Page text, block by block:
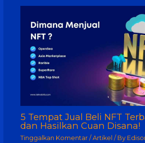
5 Tempat Jual Beli NFT
dan Hasilkan Cuan Disana!
Tinggalkan Komentar / Artikel / By